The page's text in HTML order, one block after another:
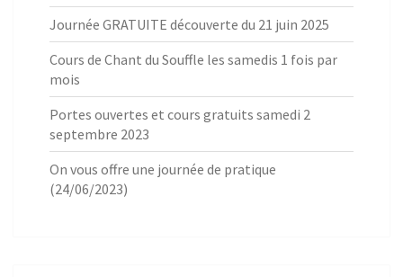
Journée GRATUITE découverte du 21 juin 2025
Cours de Chant du Souffle les samedis 1 fois par
mois
Portes ouvertes et cours gratuits samedi 2
septembre 2023
On vous offre une journée de pratique
(24/06/2023)